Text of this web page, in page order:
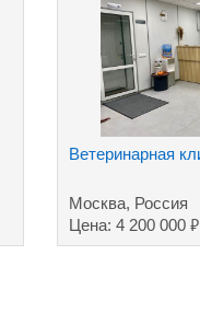
Ветеринарная
Москва, Россия
Цена: 4 200 000₽